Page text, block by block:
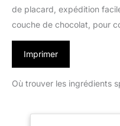
de placard, expédition
couche de chocolat, pour
Imprimer
Où trouver les ingrédients